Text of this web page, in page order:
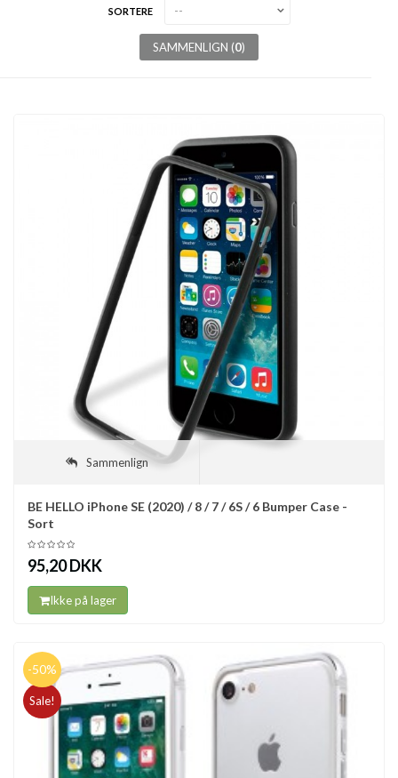
SORTERE
SAMMENLIGN (0)
Sammenlign
BE HELLO iPhone SE (2020) / 8 / 7 / 6S / 6 Bumper Case -
Sort
95,20 DKK
Ikke på lager
-50%
Sale!